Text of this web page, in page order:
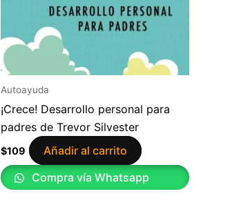
Autoayuda
¡Crece! Desarrollo personal para
padres de Trevor Silvester
$109
Añadir al carrito
Compra vía Whatsapp